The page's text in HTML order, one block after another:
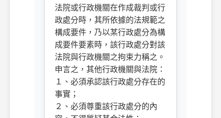
法院或行政機關在作成裁判或行
政處分時，其所依據的法規範之
構成要件，乃以某行政處分為構
成要件要素時，該行政處分對該
法院與行政機關之拘束力稱之。
申言之，其他行政機關與法院：
１、必須承認該行政處分存在的
事實；
２、必須尊重該行政處分的內